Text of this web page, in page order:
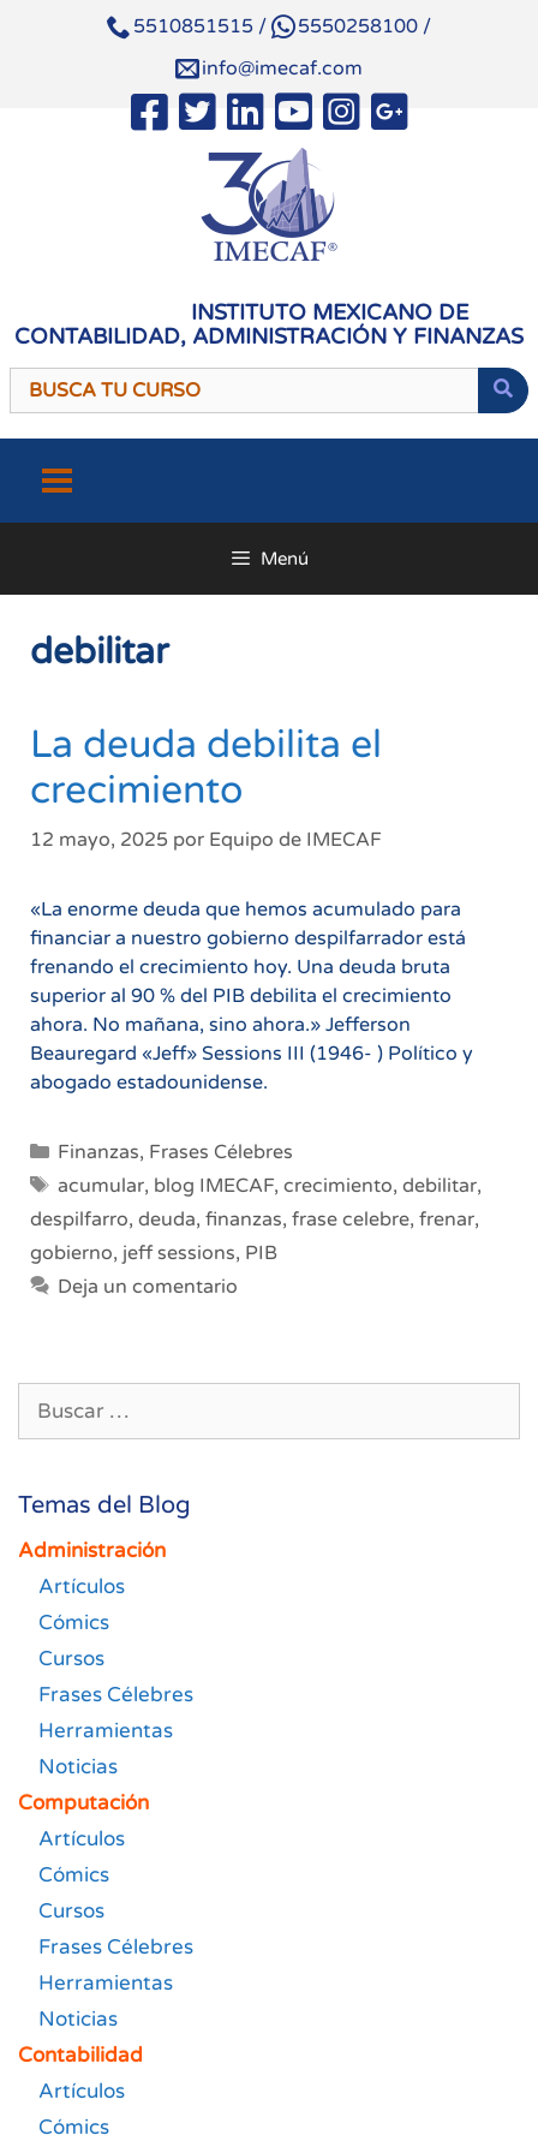
5510851515 / 5550258100 /
info@imecaf.com
INSTITUTO MEXICANO DE
CONTABILIDAD, ADMINISTRACIÓN Y FINANZAS
contenido
Menú
debilitar
La deuda debilita el
crecimiento
12 mayo, 2025 por Equipo de IMECAF
«La enorme deuda que hemos acumulado para
financiar a nuestro gobierno despilfarrador está
frenando el crecimiento hoy. Una deuda bruta
superior al 90 % del PIB debilita el crecimiento
ahora. No mañana, sino ahora.» Jefferson
Beauregard «Jeff» Sessions III (1946- ) Político y
abogado estadounidense.
Categorías
Finanzas, Frases Célebres
Etiquetas
acumular, blog IMECAF, crecimiento, debilitar,
despilfarro, deuda, finanzas, frase celebre, frenar,
gobierno, jeff sessions, PIB
Deja un comentario
Temas del Blog
Administración
Artículos
Cómics
Cursos
Frases Célebres
Herramientas
Noticias
Computación
Artículos
Cómics
Cursos
Frases Célebres
Herramientas
Noticias
Contabilidad
Artículos
Cómics